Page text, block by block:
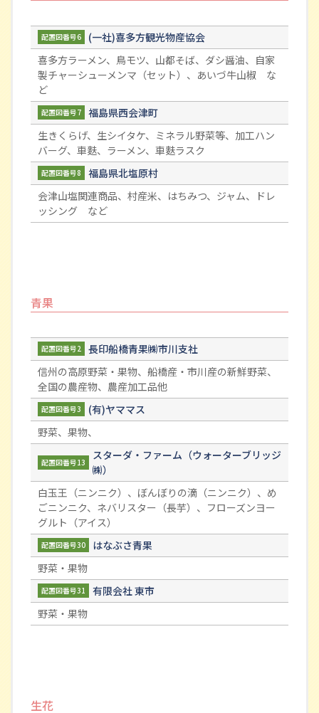
配置図番号6
(一社)喜多方観光物産協会
喜多方ラーメン、鳥モツ、山都そば、ダシ醤油、自家
製チャーシューメンマ（セット）、あいづ牛山椒 な
ど
配置図番号7
福島県西会津町
生きくらげ、生シイタケ、ミネラル野菜等、加工ハン
バーグ、車麩、ラーメン、車麩ラスク
配置図番号8
福島県北塩原村
会津山塩関連商品、村産米、はちみつ、ジャム、ドレ
ッシング など
青果
配置図番号2
長印船橋青果㈱市川支社
信州の高原野菜・果物、船橋産・市川産の新鮮野菜、
全国の農産物、農産加工品他
配置図番号3
(有)ヤママス
野菜、果物、
配置図番号13
スターダ・ファーム（ウォーターブリッジ
㈱）
白玉王（ニンニク）、ぼんぼりの滴（ニンニク）、め
ごニンニク、ネバリスター（長芋）、フローズンヨー
グルト（アイス）
配置図番号30
はなぶさ青果
野菜・果物
配置図番号31
有限会社 東市
野菜・果物
生花